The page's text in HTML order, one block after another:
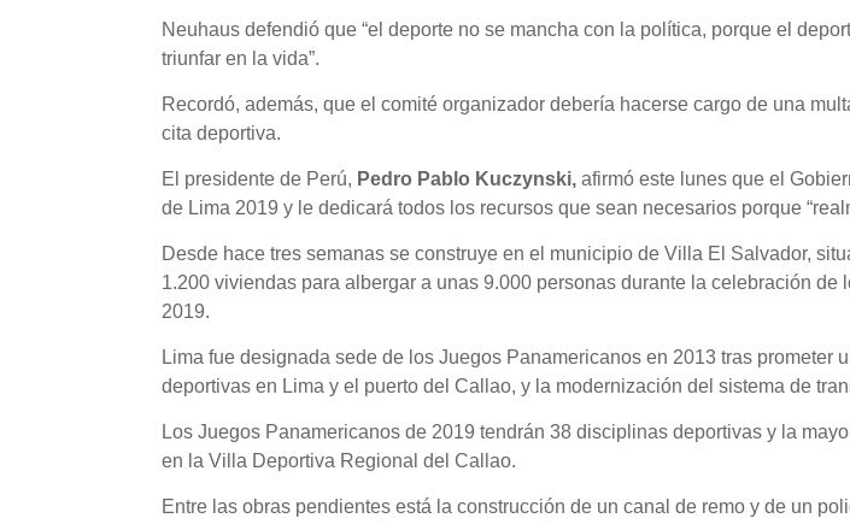
Neuhaus defendió que “el deporte no se mancha con la política, porque el
triunfar en la vida”.
Recordó, además, que el comité organizador debería hacerse cargo de una
cita deportiva.
El presidente de Perú, Pedro Pablo Kuczynski, afirmó este lunes que el
de Lima 2019 y le dedicará todos los recursos que sean necesarios porque
Desde hace tres semanas se construye en el municipio de Villa El Salvador,
1.200 viviendas para albergar a unas 9.000 personas durante la celebración
2019.
Lima fue designada sede de los Juegos Panamericanos en 2013 tras
deportivas en Lima y el puerto del Callao, y la modernización del sistema de
Los Juegos Panamericanos de 2019 tendrán 38 disciplinas deportivas y la
en la Villa Deportiva Regional del Callao.
Entre las obras pendientes está la construcción de un canal de remo y de un